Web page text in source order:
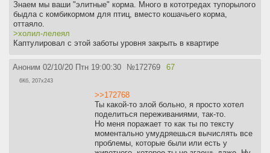
Знаем мы ваши "элитные" корма. Много в кототредах тупорылого
быдла с комбикормом для птиц, вместо кошачьего корма,
оттаяло.
>холил-лелеял
Каптулировал с этой заботы уровня закрыть в квартире
Аноним 02/10/20 Птн 19:00:30 №172769 67
6Кб, 207x243
>>172768
Ты какой-то злой больно, я просто хотел
поделиться переживаниями, так-то.
Но меня поражает то как ты по тексту
моментально умудряешься вычислять все
проблемы, которые были или есть у